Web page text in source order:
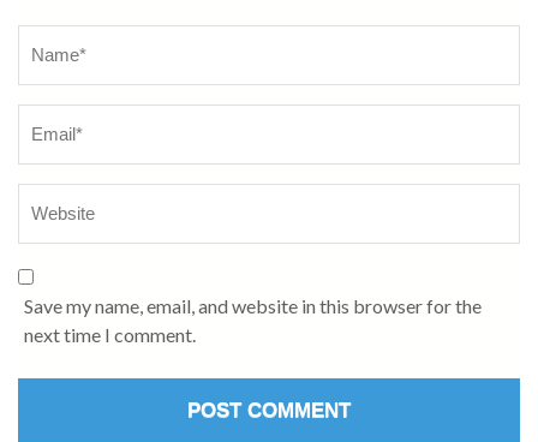
Save my name, email, and website in this browser for the
next time I comment.